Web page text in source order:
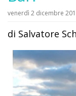
venerdì 2 dicembre
di Salvatore